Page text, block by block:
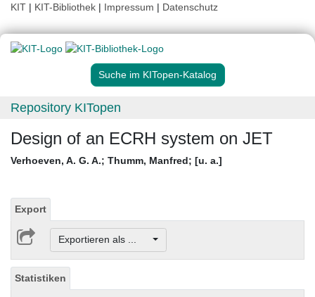
KIT | KIT-Bibliothek | Impressum | Datenschutz
Suche im KITopen-Katalog
Repository KITopen
Design of an ECRH system on JET
Verhoeven, A. G. A.; Thumm, Manfred; [u. a.]
Export
Exportieren als ...
Statistiken